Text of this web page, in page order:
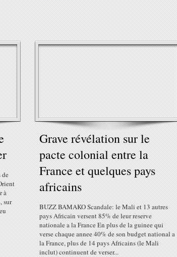
de
à
sur
Grave révélation sur le
pacte colonial entre la
France et quelques pays
africains
BUZZ BAMAKO Scandale: le Mali et 13 autres
pays Africain versent 85% de leur reserve
nationale a la France En plus de la guinee qui
verse chaque annee 40% de son budget national a
la France, plus de 14 pays Africains (le Mali
inclut) continuent de verser...